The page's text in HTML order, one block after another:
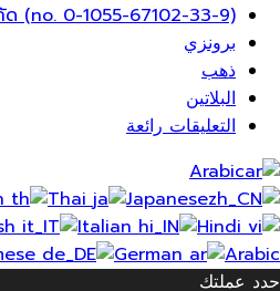
قائمة
طعام
(no. 0-1055-67102-33-9)
برونزي
ذهب
البلاتين
التعليقات رائعة
Arabic
Thai
Japanese
Italian
Hindi
German
Arabic
حدد عملتك